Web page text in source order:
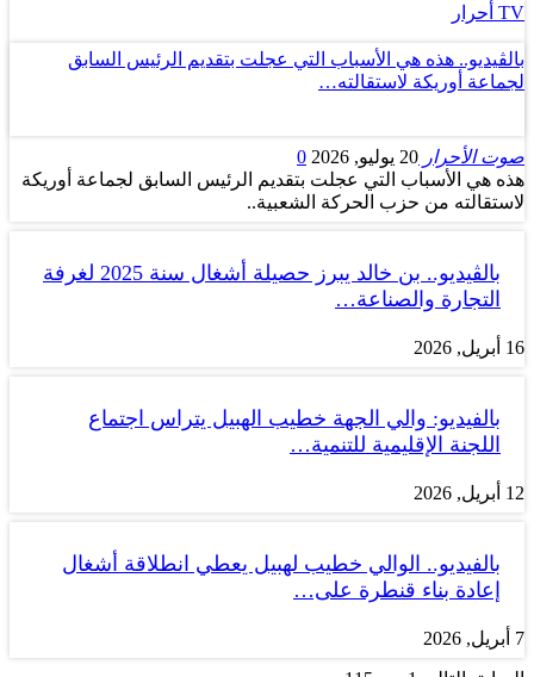
TV أحرار
بالڤيديو.. هذه هي الأسباب التي عجلت بتقديم الرئيس السابق
لجماعة أوريكة لاستقالته…
صوت الأحرار 20 يوليو, 2026
0
هذه هي الأسباب التي عجلت بتقديم الرئيس السابق لجماعة أوريكة
لاستقالته من حزب الحركة الشعبية..
بالڤيديو.. بن خالد يبرز حصيلة أشغال سنة 2025 لغرفة
التجارة والصناعة…
16 أبريل, 2026
بالفيديو: والي الجهة خطيب الهبيل يتراس اجتماع
اللجنة الإقليمية للتنمية…
12 أبريل, 2026
بالفيديو.. الوالي خطيب لهبيل يعطي انطلاقة أشغال
إعادة بناء قنطرة على…
7 أبريل, 2026